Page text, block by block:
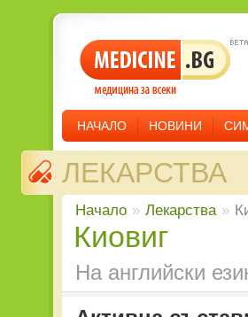
НАЧАЛО НОВИНИ
ЛЕКАРСТВА
Начало » Лекарства »
Киовиг
На английски